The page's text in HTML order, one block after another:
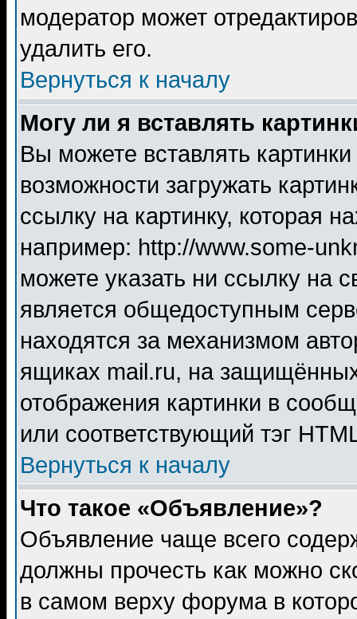
модератор может
удалить его.
Вернуться к началу
Могу ли я вставлять
Вы можете вставлять
возможности загружать
ссылку на картинку, которая
например: http://www.some-
можете указать ни ссылку на
является общедоступным
находятся за механизмом
ящиках mail.ru, на
отображения картинки в
или соответствующий тэг
Вернуться к началу
Что такое «Объявление»?
Объявление чаще всего
должны прочесть как можно
в самом верху форума в